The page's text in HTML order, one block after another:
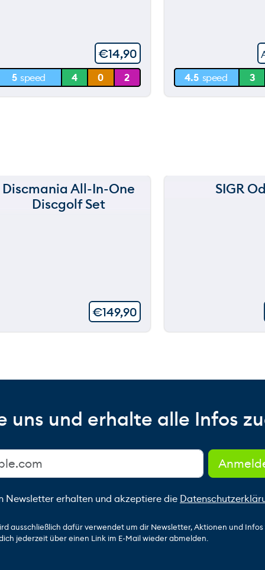
0 m
€14,90
5 speed 4 0 2 0 m
4.5 speed 3
Discmania All-In-One
Discgolf Set
€149,90
SIGR
uns und erhalte alle Infos
Newsletter erhalten und akzeptiere die
ausschließlich dafür verwendet um dir Newsletter, Aktionen und
jederzeit über einen Link im E-Mail wieder abmelden.